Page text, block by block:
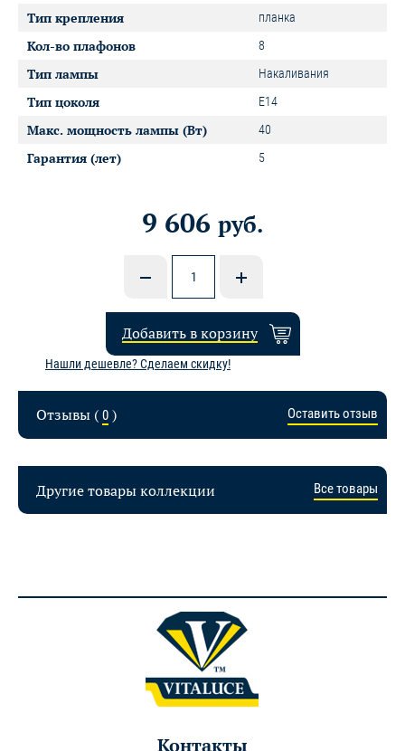
Тип крепления планка
Кол-во плафонов 8
Тип лампы Накаливания
Тип цоколя E14
Макс. мощность лампы (Вт) 40
Гарантия (лет) 5
9 606 руб.
Добавить в корзину
Нашли дешевле? Сделаем скидку!
Отзывы ( 0 ) Оставить отзыв
Другие товары коллекции Все товары
Контакты